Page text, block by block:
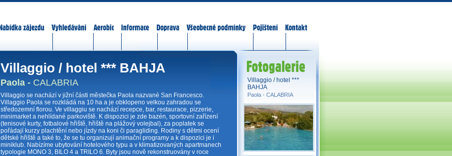
Villaggio / hotel *** BAHJA
Paola - CALABRIA
Villaggio se nachází v jižní části městečka Paola nazvané San Francesco.
Villaggio Paola se rozkládá na 10 ha a je obklopeno velkou zahradou se
středozemní florou. Ve villaggiu se nachází recepce, bar, restaurace, pizzerie,
minimarket a nehlídané parkoviště. K dispozici je zde bazén, sportovní zařízení
(tenisové kurty, fotbalové hřiště, hřiště na plážový volejbal), za poplatek se
pořádají kurzy plachtění nebo jízdy na koni či paragliding. Rodiny s dětmi ocení
dětské hřiště a také to, že se tu organizují animační programy a k dispozici je i
miniklub. Nabízíme ubytování hotelového typu a v klimatizovaných apartmanech
typologie MONO 3, BILO 4 a TRILO 6. Byty jsou nově rekonstruovány v roce
Villaggio / hotel ***
BAHJA
Paola - CALABRIA